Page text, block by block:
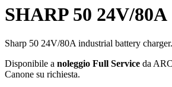
SHARP 50 24V/80A
Sharp 50 24V/80A industrial battery charger.
Disponibile a noleggio Full Service da
Canone su richiesta.